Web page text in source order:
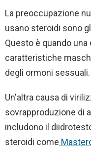
La preoccupazione
usano steroidi sono
Questo è quando
caratteristiche
degli ormoni sessuali.
Un'altra causa di
sovrapproduzione di
includono il
steroidi come